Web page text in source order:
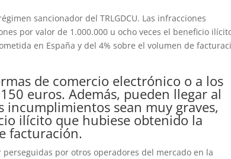
sancionador del TRLGDCU. Las infracciones
por valor de 1.000.000 u ocho veces el beneficio
en España y del 4% sobre el volumen de
de comercio electrónico o a los
euros. Además, pueden llegar al
incumplimientos sean muy graves,
ilícito que hubiese obtenido la
facturación.
por otros operadores del mercado en la